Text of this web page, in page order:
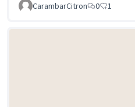
CarambarCitron 0 1